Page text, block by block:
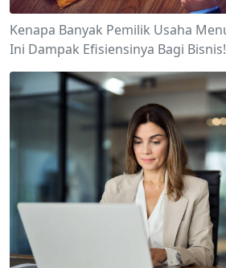
Kenapa Banyak Pemilik Usaha
Ini Dampak Efisiensinya Bagi Bisnis!